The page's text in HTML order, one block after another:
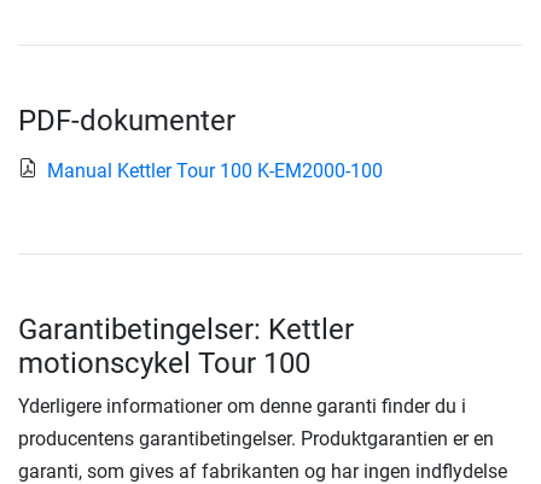
PDF-dokumenter
Manual Kettler Tour 100 K-EM2000-100
Garantibetingelser: Kettler
motionscykel Tour 100
Yderligere informationer om denne garanti finder du i
producentens garantibetingelser. Produktgarantien er en
garanti, som gives af fabrikanten og har ingen indflydelse